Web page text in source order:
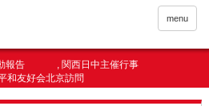
menu
報告 , 関西日中主催行事
和友好会北京訪問